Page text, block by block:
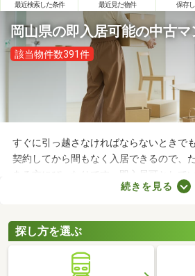
最近検索した条件 最近見た物件 保存
岡山県の即入居可能の中古
該当物件数391件
すぐに引っ越さなければならないときで
契約してから間もなく入居できるので、
ある方にぴったりです。即入居可として
ので、間取りや購入費用、設備をチェッ
可の中古マンションを紹介します。
続きを見る
探し方を選ぶ